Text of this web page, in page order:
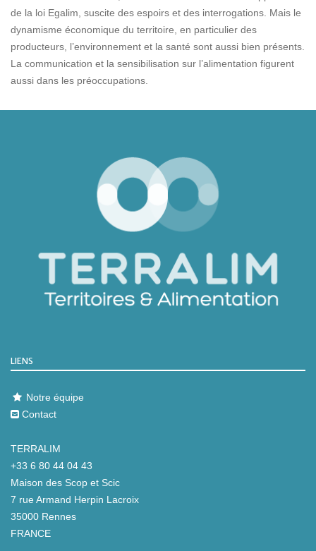
de la loi Egalim, suscite des espoirs et des interrogations. Mais le
dynamisme économique du territoire, en particulier des
producteurs, l’environnement et la santé sont aussi bien présents.
La communication et la sensibilisation sur l’alimentation figurent
aussi dans les préoccupations.
LIENS
Notre équipe
Contact
TERRALIM
+33 6 80 44 04 43
Maison des Scop et Scic
7 rue Armand Herpin Lacroix
35000 Rennes
FRANCE